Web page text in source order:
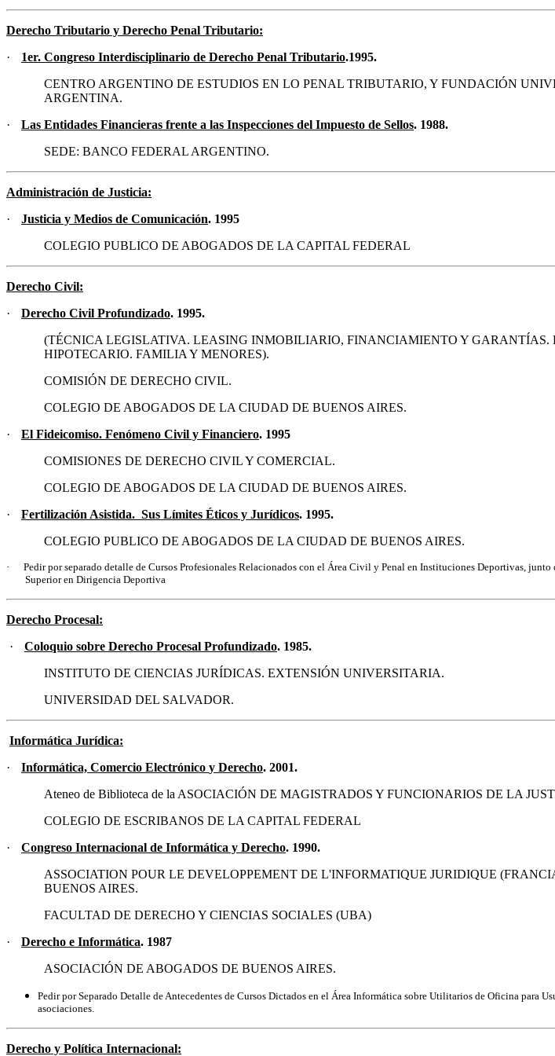
Derecho Tributario y Derecho Penal Tributario:
·
1er. Congreso Interdisciplinario de Derecho Penal Tributario.1995.
CENTRO ARGENTINO DE ESTUDIOS EN LO PENAL TRIBUTARIO, Y FUNDACIÓN
ARGENTINA.
·
Las Entidades Financieras frente a las Inspecciones del Impuesto de Sellos. 1988.
SEDE: BANCO FEDERAL ARGENTINO.
Administración de Justicia:
·
Justicia y Medios de Comunicación. 1995
COLEGIO PUBLICO DE ABOGADOS DE LA CAPITAL FEDERAL
Derecho Civil:
·
Derecho Civil Profundizado. 1995.
(TÉCNICA LEGISLATIVA. LEASING INMOBILIARIO, FINANCIAMIENTO Y GARANTÍAS.
HIPOTECARIO. FAMILIA Y MENORES).
COMISIÓN DE DERECHO CIVIL.
COLEGIO DE ABOGADOS DE LA CIUDAD DE BUENOS AIRES.
·
El Fideicomiso. Fenómeno Civil y Financiero. 1995
COMISIONES DE DERECHO CIVIL Y COMERCIAL.
COLEGIO DE ABOGADOS DE LA CIUDAD DE BUENOS AIRES.
·
Fertilización Asistida. Sus Límites Éticos y Jurídicos. 1995.
COLEGIO PUBLICO DE ABOGADOS DE LA CIUDAD DE BUENOS AIRES.
· Pedir por separado detalle de Cursos Profesionales Relacionados con el Área Civil y Penal en Instituciones Deportivas, junto
Superior en Dirigencia Deportiva
Derecho Procesal:
·
Coloquio sobre Derecho Procesal Profundizado. 1985.
INSTITUTO DE CIENCIAS JURÍDICAS. EXTENSIÓN UNIVERSITARIA.
UNIVERSIDAD DEL SALVADOR.
Informática Jurídica:
·
Informática, Comercio Electrónico y Derecho. 2001.
Ateneo de Biblioteca de la ASOCIACIÓN DE MAGISTRADOS Y FUNCIONARIOS DE LA
COLEGIO DE ESCRIBANOS DE LA CAPITAL FEDERAL
·
Congreso Internacional de Informática y Derecho. 1990.
ASSOCIATION POUR LE DEVELOPPEMENT DE L'INFORMATIQUE JURIDIQUE
BUENOS AIRES.
FACULTAD DE DERECHO Y CIENCIAS SOCIALES (UBA)
·
Derecho e Informática. 1987
ASOCIACIÓN DE ABOGADOS DE BUENOS AIRES.
Pedir por Separado Detalle de Antecedentes de Cursos Dictados en el Área Informática sobre Utilitarios de Oficina para
asociaciones.
Derecho y Política Internacional: